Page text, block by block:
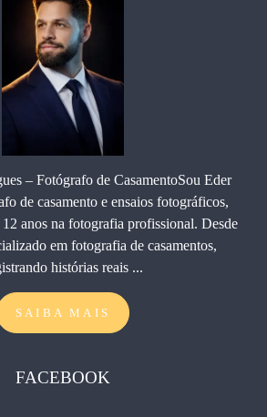
– Fotógrafo de CasamentoSou Eder
de casamento e ensaios fotográficos,
anos na fotografia profissional. Desde
em fotografia de casamentos,
histórias reais ...
SAIBA MAIS
FACEBOOK